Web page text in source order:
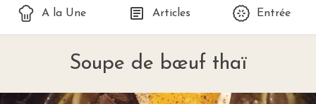
A la Une Articles Entrée
Soupe de bœuf thaï